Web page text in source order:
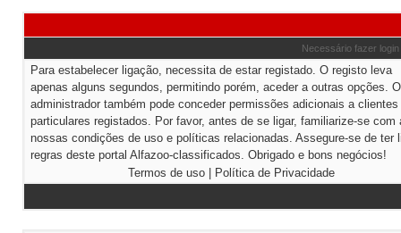
Necessário fazer
Para estabelecer ligação, necessita de estar registado. O registo leva
apenas alguns segundos, permitindo porém, aceder a outras opções. O
administrador também pode conceder permissões adicionais a clientes
particulares registados. Por favor, antes de se ligar, familiarize-se com
nossas condições de uso e políticas relacionadas. Assegure-se de ter
regras deste portal Alfazoo-classificados. Obrigado e bons negócios!
Termos de uso| Política de Privacidade